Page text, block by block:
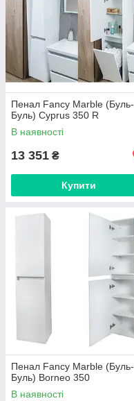
Пенал Fancy Marble (Буль-
Буль) Cyprus 350 R
В наявності
13 351 ₴
Купити
Пенал Fancy Marble (Буль-
Буль) Borneo 350
В наявності